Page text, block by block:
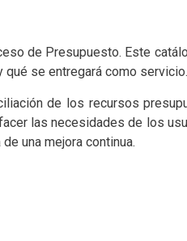
de Presupuesto. Este
se entregará como servicio.
de los recursos
las necesidades de los
una mejora continua.